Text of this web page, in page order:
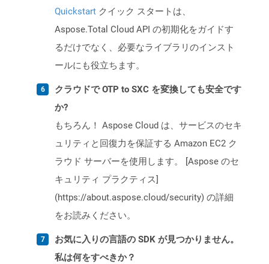
Quickstart クイック スタートは、
Aspose.Total Cloud API の初期化をガイドす
るだけでなく、必要なライブラリのインスト
ールにも役立ちます。
クラウドで OTP to SXC を変換しても安全です
か?
もちろん！ Aspose Cloud は、サービスのセキ
ュリティと回復力を保証する Amazon EC2 ク
ラウド サーバーを使用します。 [Aspose のセ
キュリティ プラクティス]
(https://about.aspose.cloud/security) の詳細
をお読みください。
お気に入りの言語の SDK が見つかりません。
私は何をすべきか？